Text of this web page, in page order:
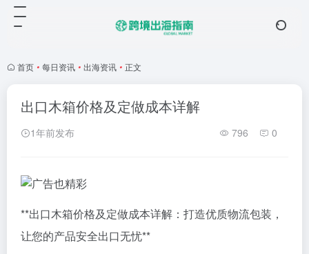
首页 • 每日资讯 • 出海资讯 • 正文
出口木箱价格及定做成本详解
1年前发布 796 0
**出口木箱价格及定做成本详解：打造优质物流包装，
让您的产品安全出口无忧**